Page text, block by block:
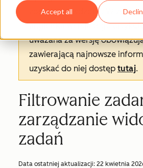
Accept all
zostać sprawdzone. W
angielska wersja tego
uważana za wersję
zawierającą najnowsze
uzyskać do niej dostęp tutaj.
Filtrowanie
zarządzanie
zadań
Data ostatniej aktualizacji: 22 kwietnia